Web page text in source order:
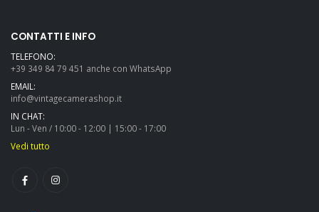
CONTATTI E INFO
TELEFONO:
+39 349 84 79 451 anche con WhatsApp
EMAIL:
info@vintagecamerashop.it
IN CHAT:
Lun - Ven / 10:00 - 12:00 | 15:00 - 17:00
Vedi tutto